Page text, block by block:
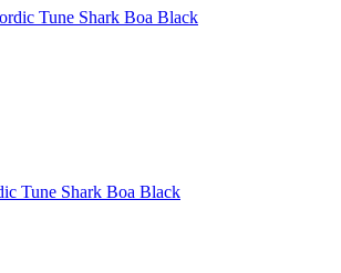
Tune Shark Boa Black